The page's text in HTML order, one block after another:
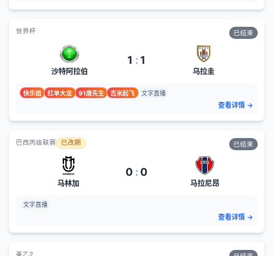
世界杯 已结束
沙特阿拉伯
1 :1
乌拉圭
快乐姐 红单大龙 91唐先生 吉米起飞 文字直播
查看详情→
巴西丙级联赛 已改期 已结束
马林加
0 : 0
马拉尼昂
文字直播
查看详情→